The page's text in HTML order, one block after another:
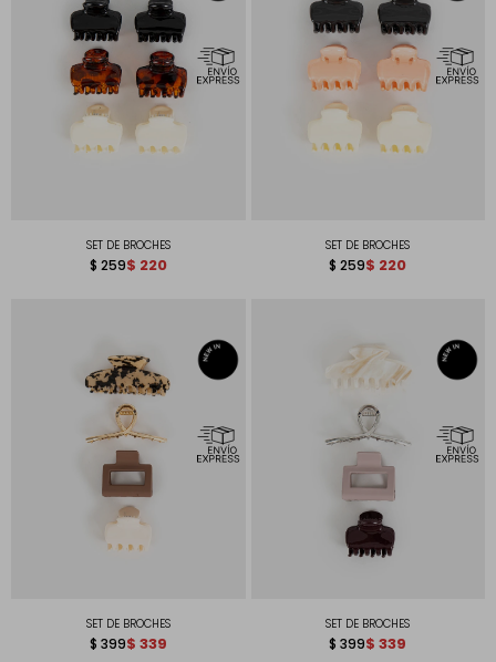
SET DE BROCHES
$ 259$ 220
SET DE BROCHES
$ 259$ 220
SET DE BROCHES
$ 399$ 339
SET DE BROCHES
$ 399$ 339